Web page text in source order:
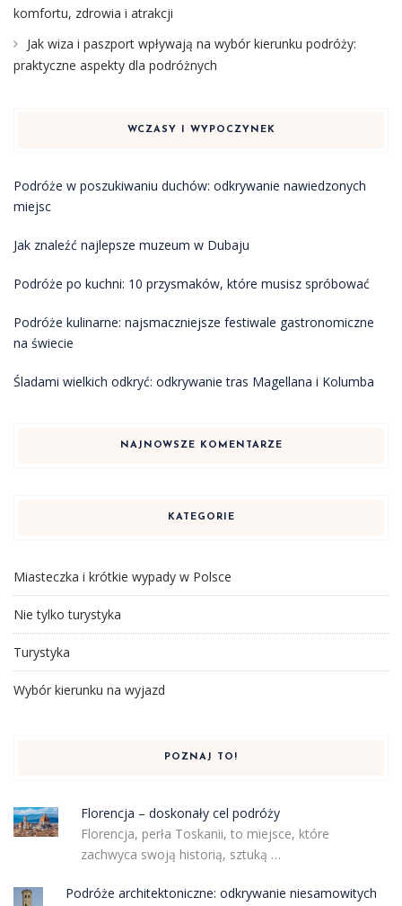
komfortu, zdrowia i atrakcji
Jak wiza i paszport wpływają na wybór kierunku podróży:
praktyczne aspekty dla podróżnych
WCZASY I WYPOCZYNEK
Podróże w poszukiwaniu duchów: odkrywanie nawiedzonych
miejsc
Jak znaleźć najlepsze muzeum w Dubaju
Podróże po kuchni: 10 przysmaków, które musisz spróbować
Podróże kulinarne: najsmaczniejsze festiwale gastronomiczne
na świecie
Śladami wielkich odkryć: odkrywanie tras Magellana i Kolumba
NAJNOWSZE KOMENTARZE
KATEGORIE
Miasteczka i krótkie wypady w Polsce
Nie tylko turystyka
Turystyka
Wybór kierunku na wyjazd
POZNAJ TO!
Florencja – doskonały cel podróży
Florencja, perła Toskanii, to miejsce, które
zachwyca swoją historią, sztuką …
Podróże architektoniczne: odkrywanie niesamowitych